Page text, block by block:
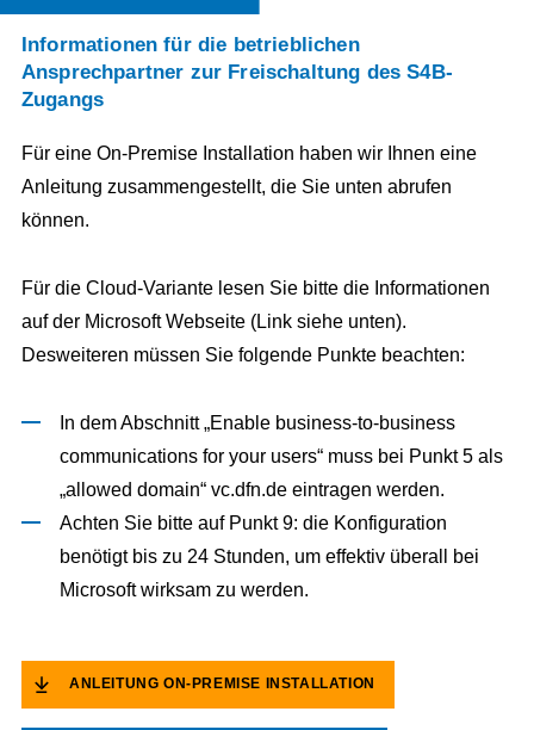
Informationen für die betrieblichen
Ansprechpartner zur Freischaltung des S4B-
Zugangs
Für eine On-Premise Installation haben wir Ihnen eine
Anleitung zusammengestellt, die Sie unten abrufen
können.
Für die Cloud-Variante lesen Sie bitte die Informationen
auf der Microsoft Webseite (Link siehe unten).
Desweiteren müssen Sie folgende Punkte beachten:
In dem Abschnitt „Enable business-to-business
communications for your users“ muss bei Punkt 5 als
„allowed domain“ vc.dfn.de eintragen werden.
Achten Sie bitte auf Punkt 9: die Konfiguration
benötigt bis zu 24 Stunden, um effektiv überall bei
Microsoft wirksam zu werden.
ANLEITUNG ON-PREMISE INSTALLATION